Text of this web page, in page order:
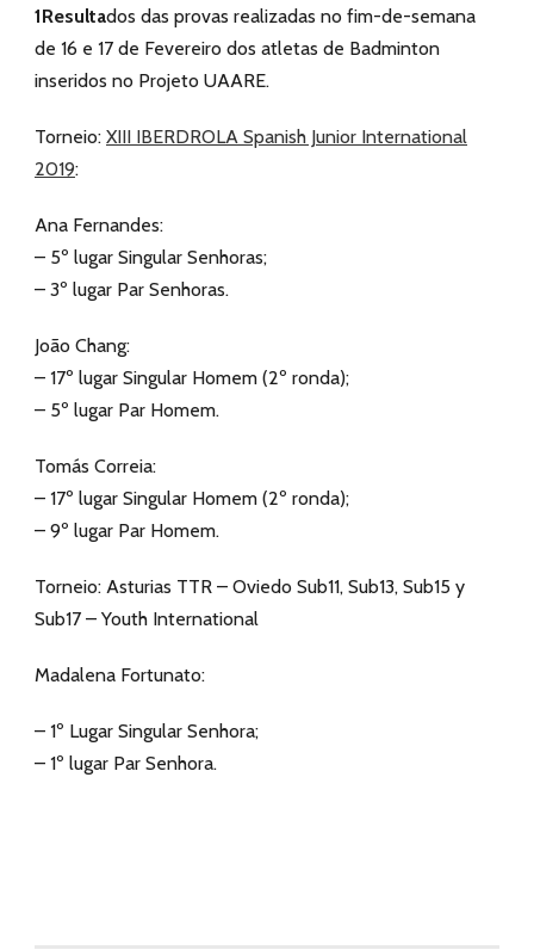
1Resultados das provas realizadas no fim-de-semana
de 16 e 17 de Fevereiro dos atletas de Badminton
inseridos no Projeto UAARE.
Torneio: XIII IBERDROLA Spanish Junior International
2019:
Ana Fernandes:
– 5º lugar Singular Senhoras;
– 3º lugar Par Senhoras.
João Chang:
– 17º lugar Singular Homem (2º ronda);
– 5º lugar Par Homem.
Tomás Correia:
– 17º lugar Singular Homem (2º ronda);
– 9º lugar Par Homem.
Torneio: Asturias TTR – Oviedo Sub11, Sub13, Sub15 y
Sub17 – Youth International
Madalena Fortunato:
– 1º Lugar Singular Senhora;
– 1º lugar Par Senhora.